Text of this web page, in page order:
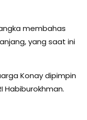
membahas
yang saat ini
Konay dipimpin
Habiburokhman.